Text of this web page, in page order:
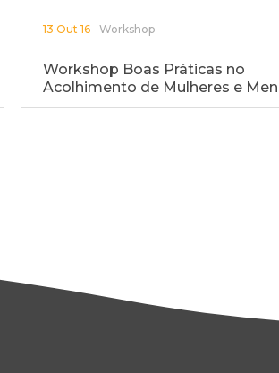
13 Out 16 Workshop
Workshop Boas Práticas no
Acolhimento de Mulheres e